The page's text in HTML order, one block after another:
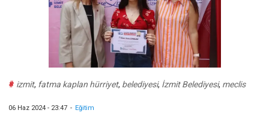
# izmit, fatma kaplan hürriyet, belediyesi, İzmit Belediyesi, meclis
06 Haz 2024 - 23:47 - Eğitim